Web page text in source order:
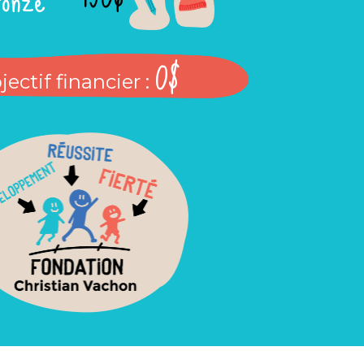
financier : 0$